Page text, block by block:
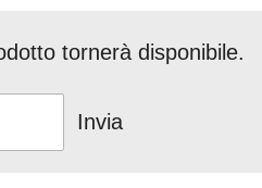
tornerà disponibile.
Invia